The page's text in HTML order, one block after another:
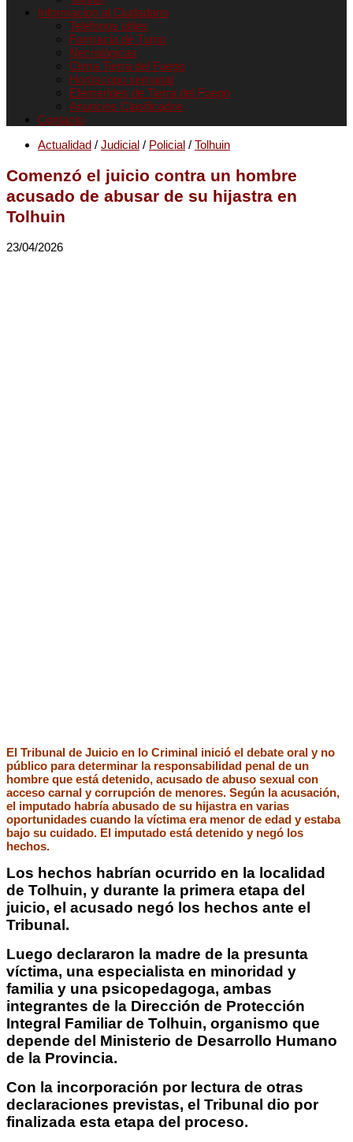
Informacion al Ciudadano
Teléfonos útiles
Farmacia de Turno
Necrológicas
Clima Tierra del Fuego
Horóscopo semanal
Efemerides de Tierra del Fuego
Anuncios Clasificados
Contacto
Actualidad / Judicial / Policial / Tolhuin
Comenzó el juicio contra un hombre
acusado de abusar de su hijastra en
Tolhuin
23/04/2026
El Tribunal de Juicio en lo Criminal inició el debate oral y no
público para determinar la responsabilidad penal de un
hombre que está detenido, acusado de abuso sexual con
acceso carnal y corrupción de menores. Según la acusación,
el imputado habría abusado de su hijastra en varias
oportunidades cuando la víctima era menor de edad y estaba
bajo su cuidado. El imputado está detenido y negó los
hechos.
Los hechos habrían ocurrido en la localidad
de Tolhuin, y durante la primera etapa del
juicio, el acusado negó los hechos ante el
Tribunal.
Luego declararon la madre de la presunta
víctima, una especialista en minoridad y
familia y una psicopedagoga, ambas
integrantes de la Dirección de Protección
Integral Familiar de Tolhuin, organismo que
depende del Ministerio de Desarrollo Humano
de la Provincia.
Con la incorporación por lectura de otras
declaraciones previstas, el Tribunal dio por
finalizada esta etapa del proceso.